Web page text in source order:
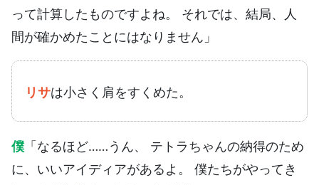
って計算したものですよね。 それでは、結局、人
間が確かめたことにはなりません」
リサは小さく肩をすくめた。
僕 「なるほど……うん、 テトラちゃんの納得のため
に、いいアイディアがあるよ。 僕たちがやってき